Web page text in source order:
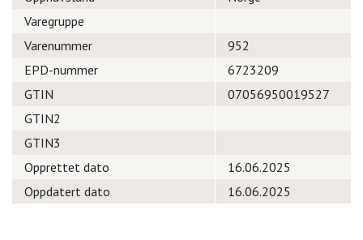
Varegruppe
Varenummer
952
EPD-nummer
6723209
GTIN
07056950019527
GTIN2
GTIN3
Opprettet dato
16.06.2025
Oppdatert dato
16.06.2025